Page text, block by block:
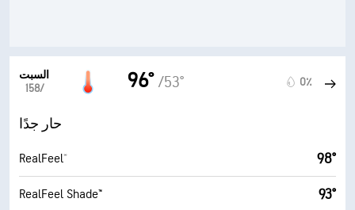
السبت
15‏/‏8
96° /53° 0٪
حار جدًا
RealFeel® 98°
RealFeel Shade™ 93°